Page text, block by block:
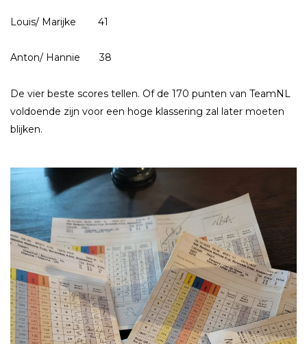
Louis/ Marijke 41
Anton/ Hannie 38
De vier beste scores tellen. Of de 170 punten van TeamNL
voldoende zijn voor een hoge klassering zal later moeten
blijken.